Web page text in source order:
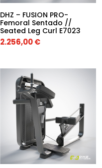
DHZ – FUSION PRO-
Femoral Sentado //
Seated Leg Curl E7023
2.256,00€